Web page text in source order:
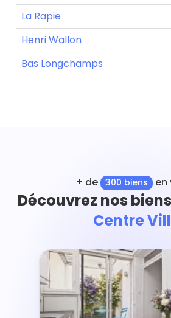
La Rapie
Henri Wallon
Bas Longchamps
+ de 300 biens en
Découvrez nos
Centre